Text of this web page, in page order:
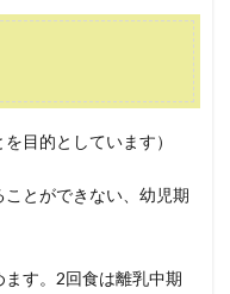
目的としています）
とができない、幼児期
す。2回食は離乳中期